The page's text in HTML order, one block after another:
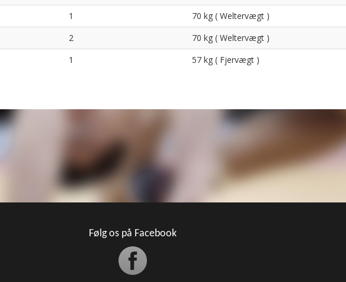
1
70 kg ( Weltervægt )
2
70 kg ( Weltervægt )
1
57 kg ( Fjervægt )
Følg os på Facebook